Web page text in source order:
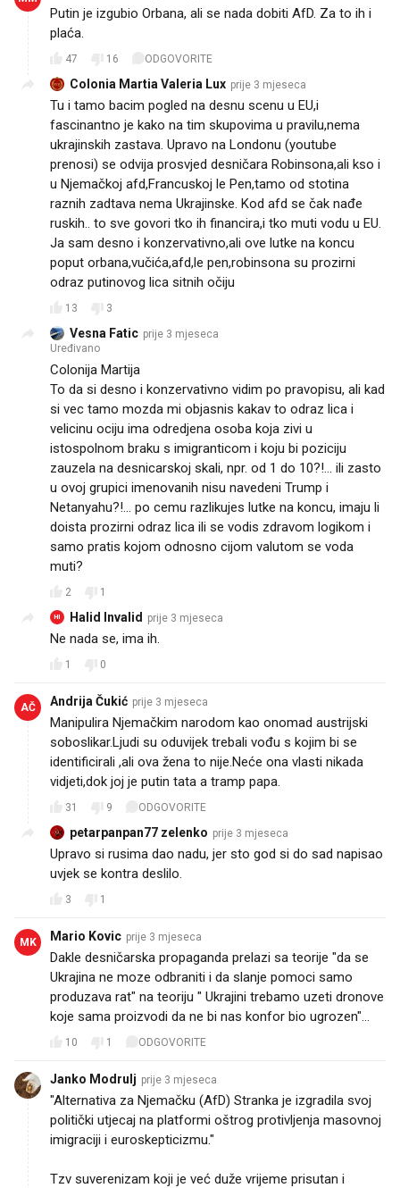
Putin je izgubio Orbana, ali se nada dobiti AfD. Za to ih i
plaća.
47 16 ODGOVORITE
Colonia Martia Valeria Lux prije 3 mjeseca
Tu i tamo bacim pogled na desnu scenu u EU,i
fascinantno je kako na tim skupovima u pravilu,nema
ukrajinskih zastava. Upravo na Londonu (youtube
prenosi) se odvija prosvjed desničara Robinsona,ali kso i
u Njemačkoj afd,Francuskoj le Pen,tamo od stotina
raznih zadtava nema Ukrajinske. Kod afd se čak nađe
ruskih.. to sve govori tko ih financira,i tko muti vodu u EU.
Ja sam desno i konzervativno,ali ove lutke na koncu
poput orbana,vučića,afd,le pen,robinsona su prozirni
odraz putinovog lica sitnih očiju
13 3
Vesna Fatic prije 3 mjeseca
Uređivano
Colonija Martija
To da si desno i konzervativno vidim po pravopisu, ali kad
si vec tamo mozda mi objasnis kakav to odraz lica i
velicinu ociju ima odredjena osoba koja zivi u
istospolnom braku s imigranticom i koju bi poziciju
zauzela na desnicarskoj skali, npr. od 1 do 10?!... ili zasto
u ovoj grupici imenovanih nisu navedeni Trump i
Netanyahu?!... po cemu razlikujes lutke na koncu, imaju li
doista prozirni odraz lica ili se vodis zdravom logikom i
samo pratis kojom odnosno cijom valutom se voda
muti?
2 1
HI Halid Invalid prije 3 mjeseca
Ne nada se, ima ih.
1 0
AČ Andrija Čukić prije 3 mjeseca
Manipulira Njemačkim narodom kao onomad austrijski
soboslikar.Ljudi su oduvijek trebali vođu s kojim bi se
identificirali ,ali ova žena to nije.Neće ona vlasti nikada
vidjeti,dok joj je putin tata a tramp papa.
31 9 ODGOVORITE
petarpanpan77 zelenko prije 3 mjeseca
Upravo si rusima dao nadu, jer sto god si do sad napisao
uvjek se kontra deslilo.
3 1
MK Mario Kovic prije 3 mjeseca
Dakle desničarska propaganda prelazi sa teorije "da se
Ukrajina ne moze odbraniti i da slanje pomoci samo
produzava rat" na teoriju " Ukrajini trebamo uzeti dronove
koje sama proizvodi da ne bi nas konfor bio ugrozen"...
10 1 ODGOVORITE
Janko Modrulj prije 3 mjeseca
"Alternativa za Njemačku (AfD) Stranka je izgradila svoj
politički utjecaj na platformi oštrog protivljenja masovnoj
imigraciji i euroskepticizmu."
Tzv suverenizam koji je već duže vrijeme prisutan i